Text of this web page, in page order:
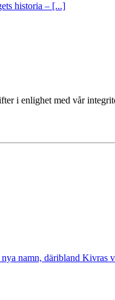
historia – [...]
i enlighet med vår
namn, däribland